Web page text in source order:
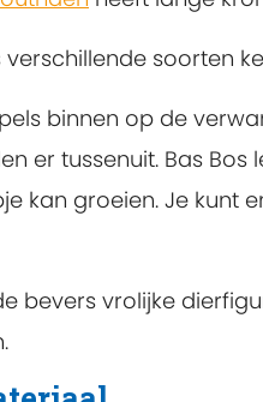
verschillende soorten
binnen op de
er tussenuit. Bas
kan groeien. Je kunt
bevers vrolijke